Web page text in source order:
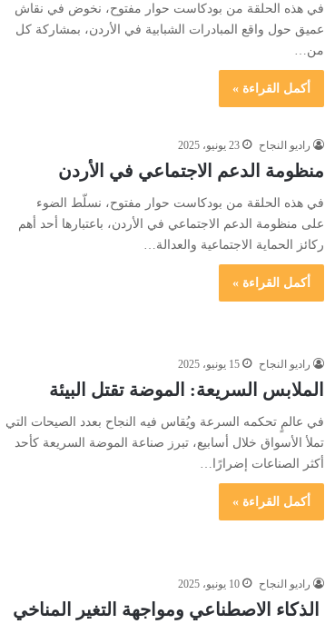
في هذه الحلقة من بودكاست حوار مفتوح، نخوض في نقاش
عميق حول واقع المبادرات الشبابية في الأردن، بمشاركة كل
من…
أكمل القراءة »
راديو النجاح 23 يونيو، 2025
منظومة الدعم الاجتماعي في الأردن
في هذه الحلقة من بودكاست حوار مفتوح، نسلّط الضوء
على منظومة الدعم الاجتماعي في الأردن، باعتبارها أحد أهم
ركائز الحماية الاجتماعية والعدالة…
أكمل القراءة »
راديو النجاح 15 يونيو، 2025
الملابس السريعة: الموضة تقتل البيئة
في عالمٍ تحكمه السرعة ويُقاس فيه النجاح بعدد الصيحات التي
تملأ الأسواق خلال أسابيع، تبرز صناعة الموضة السريعة كأحد
أكثر الصناعات إضرارًا…
أكمل القراءة »
راديو النجاح 10 يونيو، 2025
الذكاء الاصطناعي ومواجهة التغير المناخي